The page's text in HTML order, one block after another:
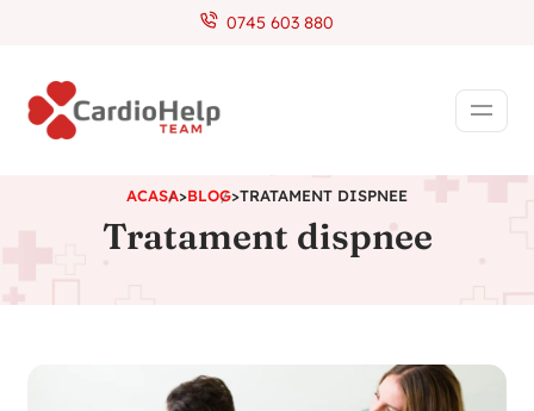
0745 603 880
ACASA>BLOG>TRATAMENT DISPNEE
Tratament dispnee